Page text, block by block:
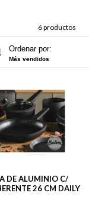
6 productos
Ordenar por:
Más vendidos
DE ALUMINIO C/
26 CM DAILY